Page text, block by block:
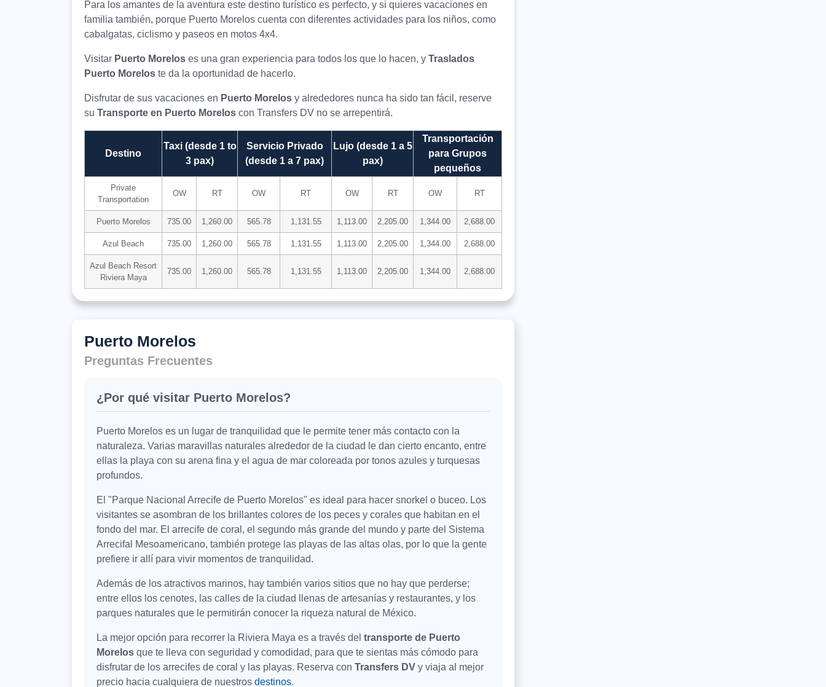
Para los amantes de la aventura este destino turístico es perfecto, y si quieres vacaciones en
familia también, porque Puerto Morelos cuenta con diferentes actividades para los niños, como
cabalgatas, ciclismo y paseos en motos 4x4.
Visitar Puerto Morelos es una gran experiencia para todos los que lo hacen, y Traslados
Puerto Morelos te da la oportunidad de hacerlo.
Disfrutar de sus vacaciones en Puerto Morelos y alrededores nunca ha sido tan fácil, reserve
su Transporte en Puerto Morelos con Transfers DV no se arrepentirá.
Destino
Taxi (desde 1 to
3 pax)
Servicio Privado
(desde 1 a 7 pax)
Lujo (desde 1 a 5
pax)
Transportación
para Grupos
pequeños
Private
Transportation
OW RT OW RT OW RT OW RT
Puerto Morelos 735.00 1,260.00 565.78 1,131.55 1,113.00 2,205.00 1,344.00 2,688.00
Azul Beach 735.00 1,260.00 565.78 1,131.55 1,113.00 2,205.00 1,344.00 2,688.00
Azul Beach Resort
Riviera Maya
735.00 1,260.00 565.78 1,131.55 1,113.00 2,205.00 1,344.00 2,688.00
Puerto Morelos
Preguntas Frecuentes
¿Por qué visitar Puerto Morelos?
Puerto Morelos es un lugar de tranquilidad que le permite tener más contacto con la
naturaleza. Varias maravillas naturales alrededor de la ciudad le dan cierto encanto, entre
ellas la playa con su arena fina y el agua de mar coloreada por tonos azules y turquesas
profundos.
El "Parque Nacional Arrecife de Puerto Morelos" es ideal para hacer snorkel o buceo. Los
visitantes se asombran de los brillantes colores de los peces y corales que habitan en el
fondo del mar. El arrecife de coral, el segundo más grande del mundo y parte del Sistema
Arrecifal Mesoamericano, también protege las playas de las altas olas, por lo que la gente
prefiere ir allí para vivir momentos de tranquilidad.
Además de los atractivos marinos, hay también varios sitios que no hay que perderse;
entre ellos los cenotes, las calles de la ciudad llenas de artesanías y restaurantes, y los
parques naturales que le permitirán conocer la riqueza natural de México.
La mejor opción para recorrer la Riviera Maya es a través del transporte de Puerto
Morelos que te lleva con seguridad y comodidad, para que te sientas más cómodo para
disfrutar de los arrecifes de coral y las playas. Reserva con Transfers DV y viaja al mejor
precio hacia cualquiera de nuestros destinos.